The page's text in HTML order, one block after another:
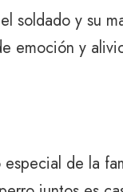
soldado y su
emoción y
de la